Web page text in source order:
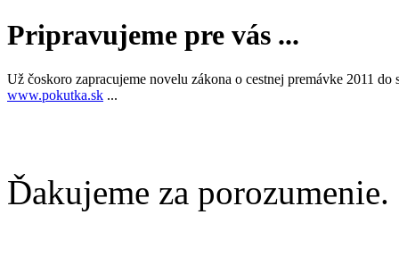
Pripravujeme pre vás ...
Už čoskoro zapracujeme novelu zákona o cestnej premávke 2011
www.pokutka.sk ...
Ďakujeme za